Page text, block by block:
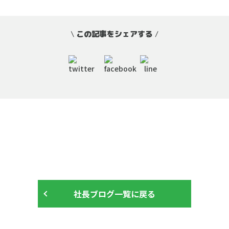
\ この記事をシェアする /
社長ブログ一覧に戻る